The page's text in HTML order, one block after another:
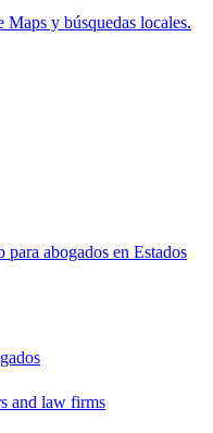
y búsquedas locales.
abogados en Estados
and law firms